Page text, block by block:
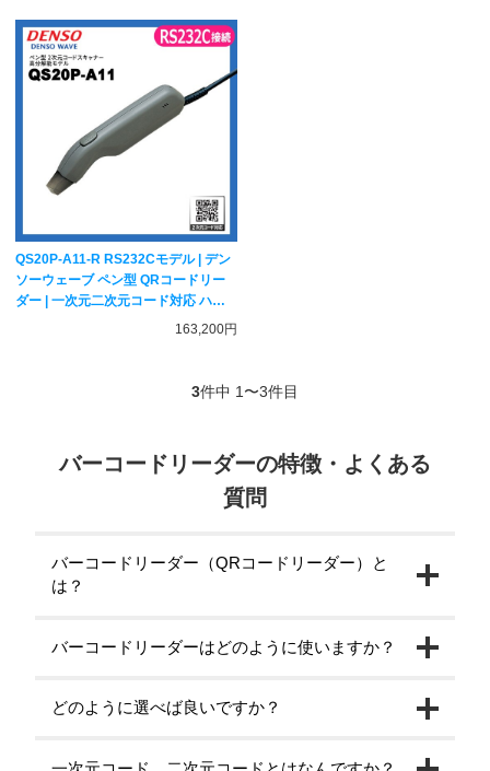
QS20P-A11-R RS232Cモデル | デン
ソーウェーブ ペン型 QRコードリー
ダー | 一次元二次元コード対応 ハン
ディスキャナー DENSO WAVE
163,200円
3件中 1〜3件目
バーコードリーダーの特徴・よくある
質問
バーコードリーダー（QRコードリーダー）と
は？
バーコードリーダーはどのように使いますか？
どのように選べば良いですか？